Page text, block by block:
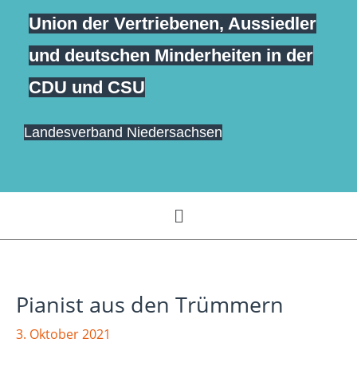
springen
Inhalt
springen
Union der Vertriebenen, Aussiedler
und deutschen Minderheiten in der
CDU und CSU
Landesverband Niedersachsen
Menü
Pianist aus den Trümmern
3. Oktober 2021